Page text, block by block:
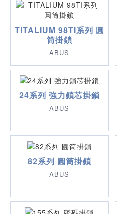
TITALIUM 98TI系列 圓
筒掛鎖
ABUS
24系列 強力鎖芯掛鎖
ABUS
82系列 圓筒掛鎖
ABUS